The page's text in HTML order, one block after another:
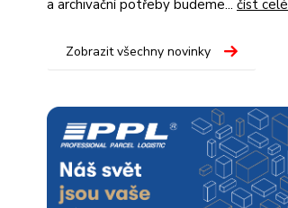
a archivační potřeby budeme... číst celé
Zobrazit všechny novinky